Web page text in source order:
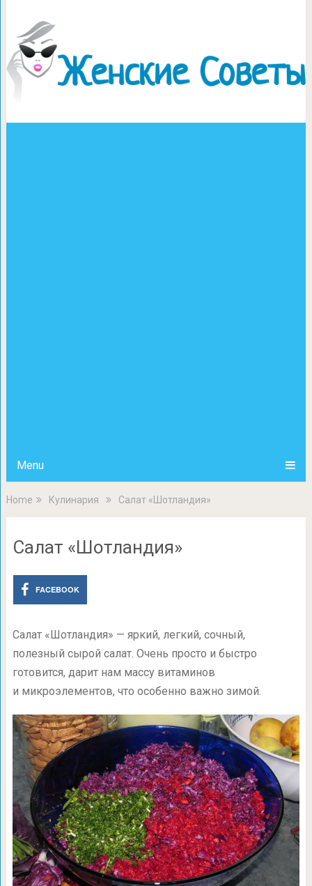
Menu
Home Кулинария Салат «Шотландия»
Салат «Шотландия»
FACEBOOK
Салат «Шотландия» — яркий, легкий, сочный,
полезный сырой салат. Очень просто и быстро
готовится, дарит нам массу витаминов
и микроэлементов, что особенно важно зимой.